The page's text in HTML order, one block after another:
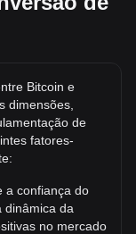
atingiu?
a máxima
(BTC) subiu
Bitcoin (BTC)
(PKR).
Bitcoin e
dimensões,
de
fatores-
a confiança do
dinâmica da
no mercado